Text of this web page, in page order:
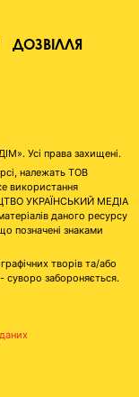
ДОЗВІЛЛЯ
Усі права захищені.
належать ТОВ
використання
УКРАЇНСЬКИЙ МЕДІА
даного ресурсу
позначені знаками
творів та/або
суворо забороняється.